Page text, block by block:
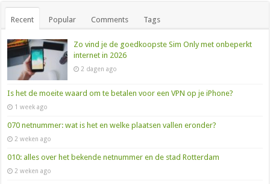
Recent Popular Comments Tags
Zo vind je de goedkoopste Sim Only met onbeperkt
internet in 2026
2 dagen ago
Is het de moeite waard om te betalen voor een VPN op je iPhone?
1 week ago
070 netnummer: wat is het en welke plaatsen vallen eronder?
2 weken ago
010: alles over het bekende netnummer en de stad Rotterdam
2 weken ago